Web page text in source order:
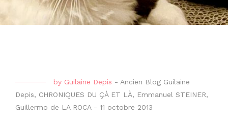
by Guilaine Depis - Ancien Blog Guilaine
Depis, CHRONIQUES DU ÇÀ ET LÀ, Emmanuel STEINER,
Guillermo de LA ROCA- 11 octobre 2013